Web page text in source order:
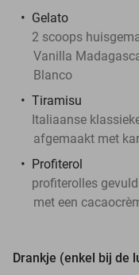
Gelato
2 scoops
Vanilla
Blanco
Tiramisu
Italiaanse
afgemaakt met
Profiterol
profiterolles
met een
Drankje (enkel bij de